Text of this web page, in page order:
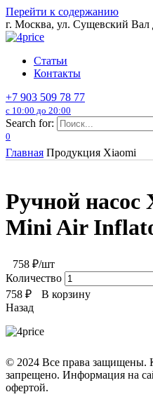
Перейти к содержанию
г. Москва, ул. Сущевский Вал
Статьи
Контакты
+7 903 509 78 77
с 10:00 до 20:00
Search for:
0
Главная Продукция Xiaomi
Ручной насос
Mini Air
758 ₽/шт
Количество
758 ₽
В корзину
Назад
© 2024 Все права защищены.
запрещено. Информация на
офертой.